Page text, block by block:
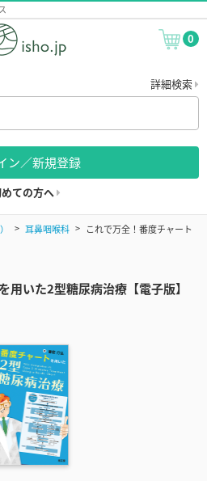
0
詳細検索
ン／新規登録
ての方へ
耳鼻咽喉科
これで万全！番度チャート
用いた2型糖尿病治療【電子版】